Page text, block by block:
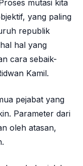
mutasi kita
yang paling
republik
hal yang
cara sebaik-
Kamil.
pejabat yang
Parameter dari
oleh atasan,